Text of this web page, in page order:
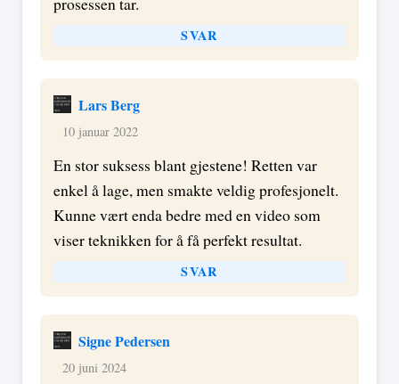
SVAR
Lars Berg
10 januar 2022
En stor suksess blant gjestene! Retten var
enkel å lage, men smakte veldig profesjonelt.
Kunne vært enda bedre med en video som
viser teknikken for å få perfekt resultat.
SVAR
Signe Pedersen
20 juni 2024